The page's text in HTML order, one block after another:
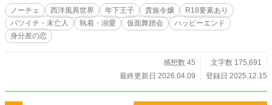
れたい年下王子 × どうしても逃げたい未亡人令嬢 恋愛初
心者な２人の初恋の行方は―― ◌˳⚛˚⌖*┈︎┈︎┈︎┈︎┈︎┈︎*◌˳⚛˚⌖ ＊ 設定
はすべてフィクションです。実際の人物・組織・団体とは一
も投稿しています。 ＊ 表紙は「Canva」さんにて作成しまし
た。（※ 2025/12/26 変更）
ノーチェ 西洋風異世界 年下王子 貴族令嬢
R18要素あり
バツイチ・未亡人
執着・溺愛 仮面舞踏会
ハッピーエンド
身分差の恋
感想数 45
文字数 175,691
最終更新日 2026.04.09
登録日 2025.12.15